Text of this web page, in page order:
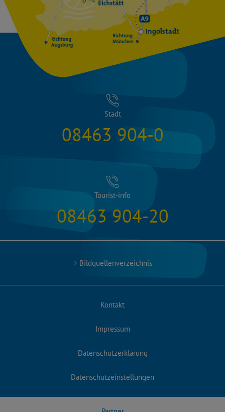
Stadt
08463 904-0
Tourist-info
08463 904-20
Bildquellenverzeichnis
Kontakt
Impressum
Datenschutzerklärung
Datenschutzeinstellungen